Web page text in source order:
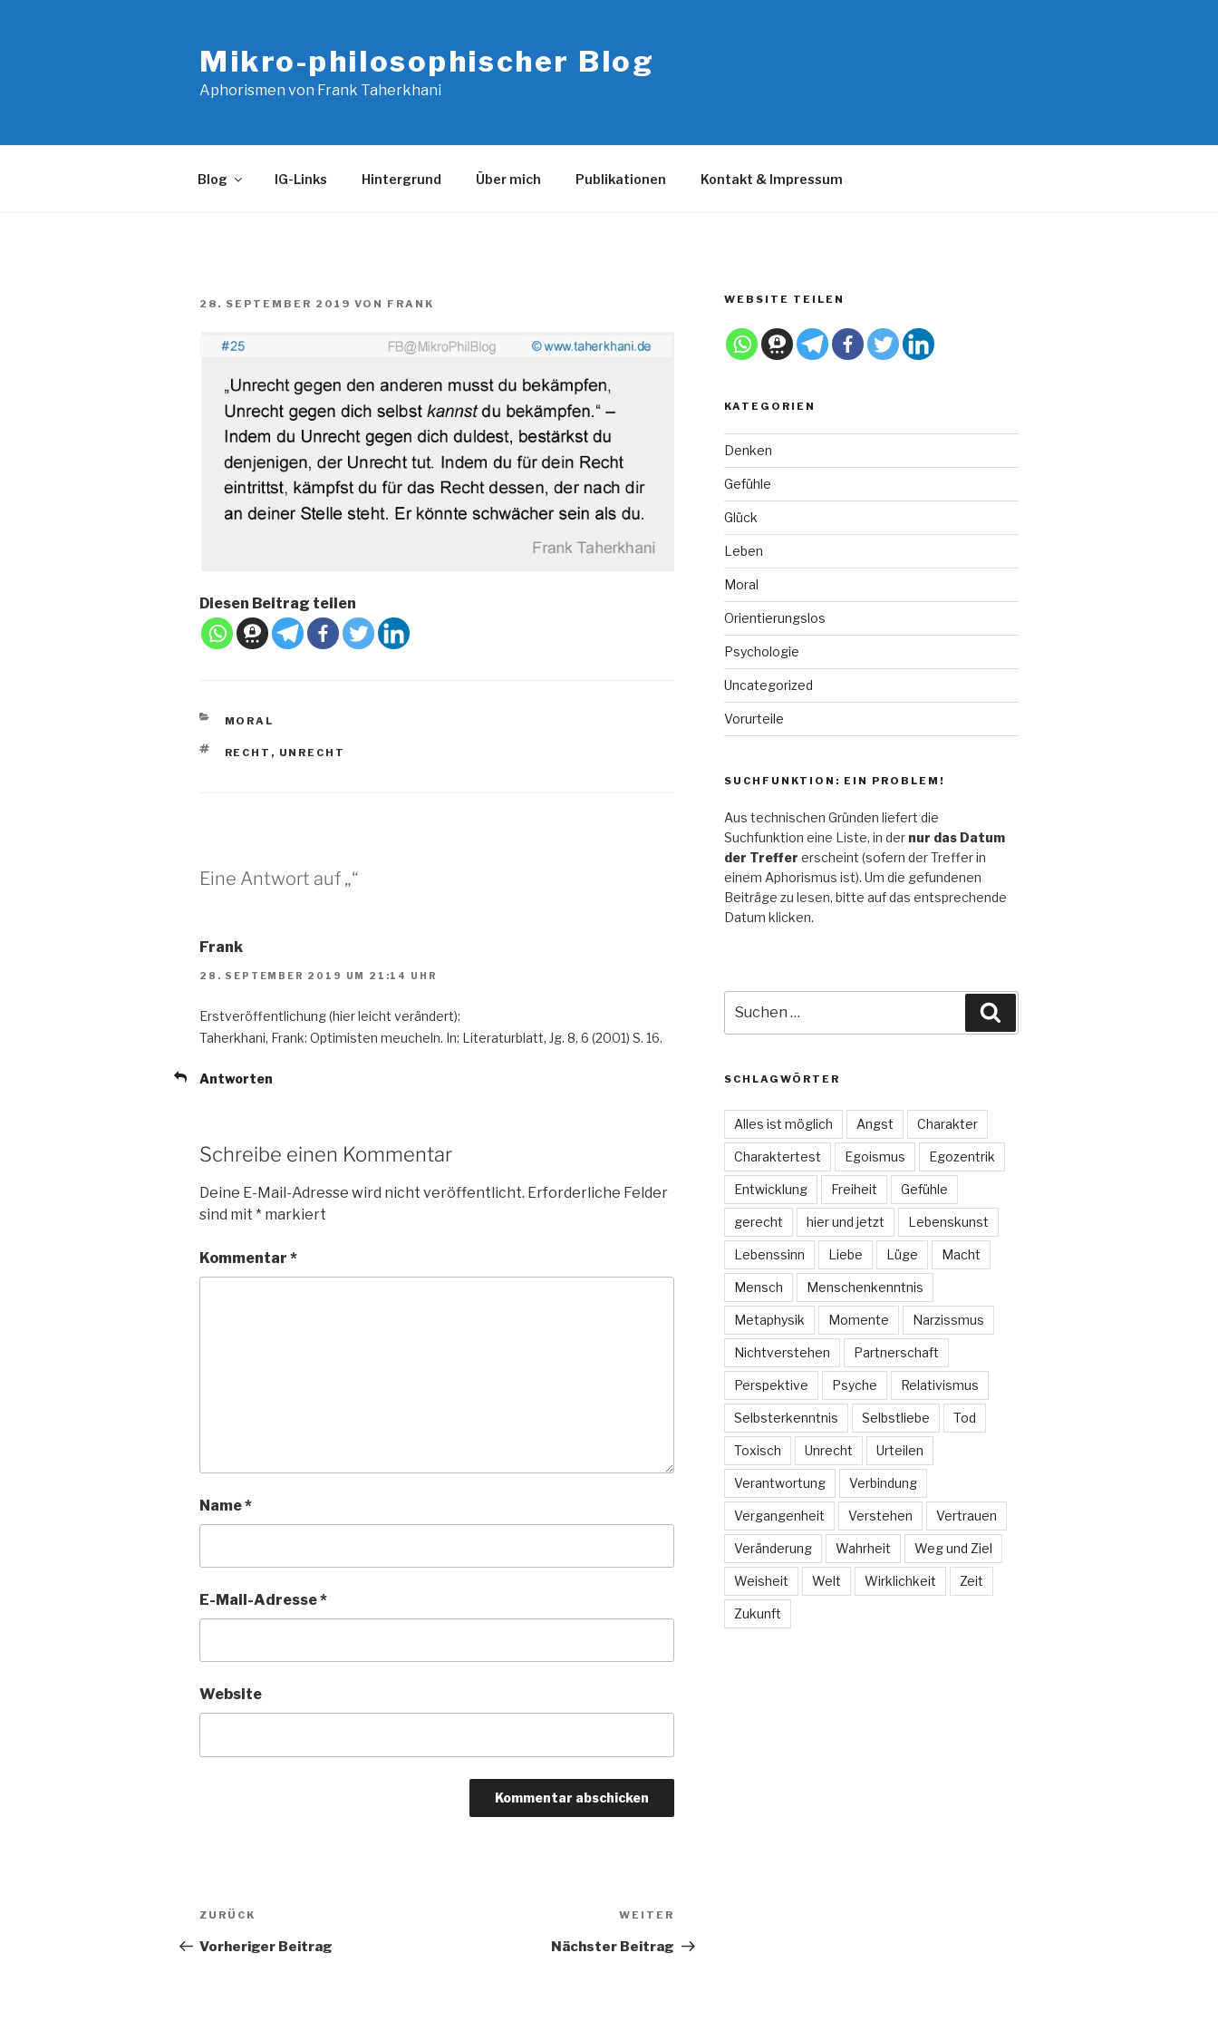
Mikro-philosophischer Blog
Aphorismen von Frank Taherkhani
Blog IG-Links Hintergrund Über mich Publikationen Kontakt & Impressum
VERÖFFENTLICHT
28. SEPTEMBER 2019 VON FRANK
Diesen Beitrag teilen
KATEGORIEN
MORAL
SCHLAGWÖRTER
RECHT , UNRECHT
Eine Antwort auf „“
Frank
28. SEPTEMBER 2019 UM 21:14 UHR
Erstveröffentlichung (hier leicht verändert):
Taherkhani, Frank: Optimisten meucheln. In: Literaturblatt, Jg. 8, 6 (2001) S. 16.
Antworten
Schreibe einen Kommentar
Deine E-Mail-Adresse wird nicht veröffentlicht. Erforderliche Felder
sind mit * markiert
Kommentar *
Name*
E-Mail-Adresse*
Website
Beitragsnavigation
Vorheriger
ZURÜCK
Vorheriger Beitrag
WEITER
Nächster Beitrag
WEBSITE TEILEN
KATEGORIEN
Denken
Gefühle
Glück
Leben
Moral
Orientierungslos
Psychologie
Uncategorized
Vorurteile
SUCHFUNKTION: EIN PROBLEM!
Aus technischen Gründen liefert die
Suchfunktion eine Liste, in der nur das Datum
der Treffer erscheint (sofern der Treffer in
einem Aphorismus ist). Um die gefundenen
Beiträge zu lesen, bitte auf das entsprechende
Datum klicken.
nach:
SCHLAGWÖRTER
Alles ist möglich Angst Charakter
Charaktertest Egoismus Egozentrik
Entwicklung Freiheit Gefühle
gerecht hier und jetzt Lebenskunst
Lebenssinn Liebe Lüge Macht
Mensch Menschenkenntnis
Metaphysik Momente Narzissmus
Nichtverstehen Partnerschaft
Perspektive Psyche Relativismus
Selbsterkenntnis Selbstliebe Tod
Toxisch Unrecht Urteilen
Verantwortung Verbindung
Vergangenheit Verstehen Vertrauen
Veränderung Wahrheit Weg und Ziel
Weisheit Welt Wirklichkeit Zeit
Zukunft